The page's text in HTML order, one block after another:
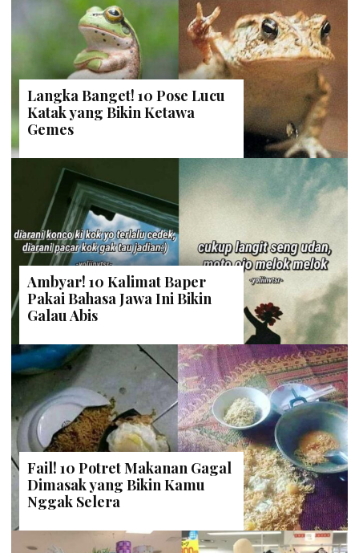
Langka Banget! 10 Pose Lucu
Katak yang Bikin Ketawa
Gemes
Ambyar! 10 Kalimat Baper
Pakai Bahasa Jawa Ini Bikin
Galau Abis
Fail! 10 Potret Makanan Gagal
Dimasak yang Bikin Kamu
Nggak Selera